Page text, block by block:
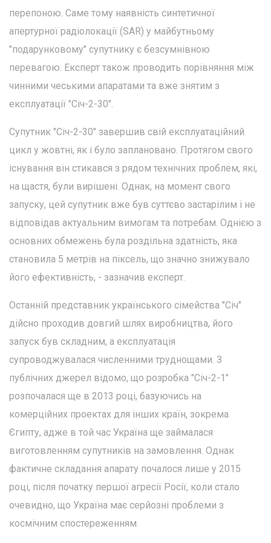
перепоною. Саме тому наявність синтетичної
апертурної радіолокації (SAR) у майбутньому
"подарунковому" супутнику є безсумнівною
перевагою. Експерт також проводить порівняння між
чинними чеськими апаратами та вже знятим з
експлуатації "Січ-2-30".
Супутник "Січ-2-30" завершив свій експлуатаційний
цикл у жовтні, як і було заплановано. Протягом свого
існування він стикався з рядом технічних проблем, які,
на щастя, були вирішені. Однак, на момент свого
запуску, цей супутник вже був суттєво застарілим і не
відповідав актуальним вимогам та потребам. Однією з
основних обмежень була роздільна здатність, яка
становила 5 метрів на піксель, що значно знижувало
його ефективність, - зазначив експерт.
Останній представник українського сімейства "Січ"
дійсно проходив довгий шлях виробництва, його
запуск був складним, а експлуатація
супроводжувалася численними труднощами. З
публічних джерел відомо, що розробка "Січ-2-1"
розпочалася ще в 2013 році, базуючись на
комерційних проектах для інших країн, зокрема
Єгипту, адже в той час Україна ще займалася
виготовленням супутників на замовлення. Однак
фактичне складання апарату почалося лише у 2015
році, після початку першої агресії Росії, коли стало
очевидно, що Україна має серйозні проблеми з
космічним спостереженням.